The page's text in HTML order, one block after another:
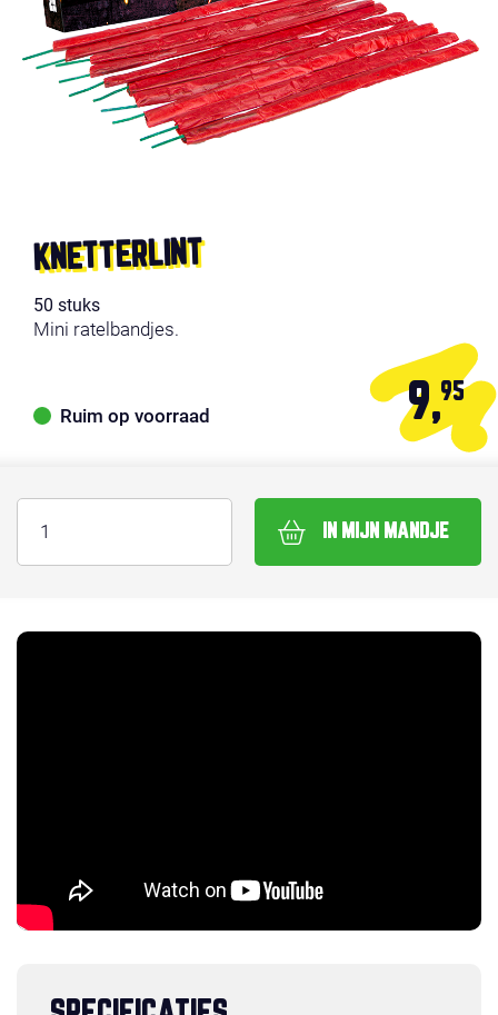
KNETTERLINT
50 stuks
Mini ratelbandjes.
Ruim op voorraad 9,95
IN MIJN MANDJE